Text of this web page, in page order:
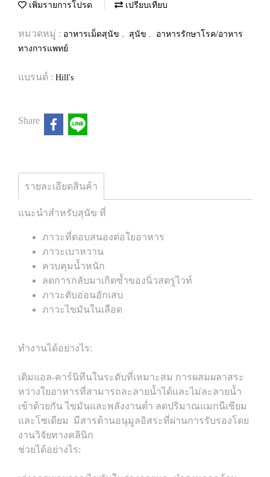
เพิ่มรายการโปรด เปรียบเทียบ
หมวดหมู่ : อาหารเม็ดสุนัข , สุนัข ,
อาหารรักษาโรค/อาหาร
ทางการแพทย์
แบรนด์ : Hill's
Share
รายละเอียดสินค้า
แนะนำสำหรับสุนัข ที่
ภาวะที่ตอบสนองต่อใยอาหาร
ภาวะเบาหวาน
ควบคุมน้ำหนัก
ลดการกลับมาเกิดซ้ำของนิ่วสตรูไวท์
ภาวะตับอ่อนอักเสบ
ภาวะไขมันในเลือด
ทำงานได้อย่างไร:
เติมแอล-คาร์นิทีนในระดับที่เหมาะสม การผสมผลาสระ
หว่างใยอาหารที่สามารถละลายน้ำได้และไม่ละลายน้ำ
เข้าด้วยกัน ไขมันและพลังงานต่ำ ลดปริมาณแมกนีเซียม
และโซเดียม มีสารต้านอนุมูลอิสระที่ผ่านการรับรองโดย
งานวิจัยทางคลินิก
ช่วยได้อย่างไร: